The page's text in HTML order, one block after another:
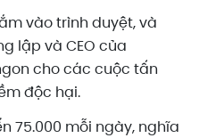
vào trình duyệt, và
lập và CEO của
cho các cuộc tấn
độc hại.
75.000 mỗi ngày, nghĩa